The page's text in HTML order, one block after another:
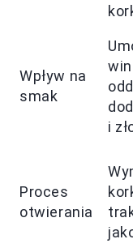
Wpływ na
smak
i
Proces
otwierania